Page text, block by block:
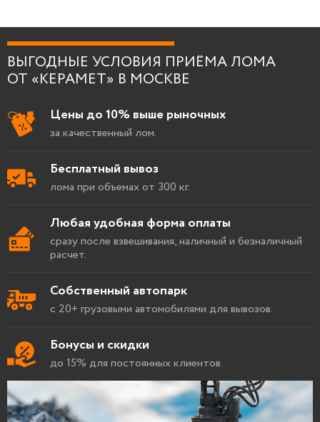
данных.
ВЫГОДНЫЕ УСЛОВИЯ ПРИЁМА ЛОМА
ОТ «КЕРАМЕТ» В МОСКВЕ
Цены до 10% выше рыночных
за качественный лом.
Бесплатный вывоз
лома при объемах от 300 кг.
Любая удобная форма оплаты
сразу после взвешивания, наличный и безналичный
расчет.
Собственный автопарк
с 20+ грузовыми автомобилями для вывозов.
Бонусы и скидки
до 15% для постоянных клиентов.